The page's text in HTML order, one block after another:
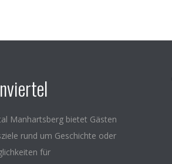
Manhartsberg bietet Gästen
rund um Geschichte oder
für